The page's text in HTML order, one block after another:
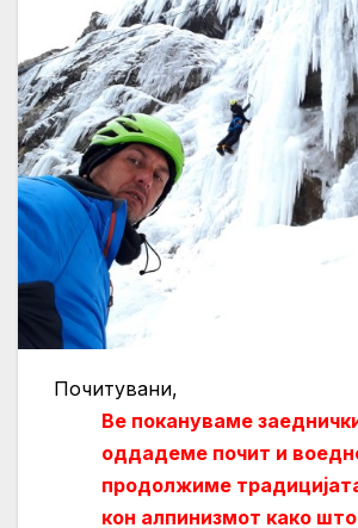
Почитувани,
Bе покануваме
оддадеме почит и
продолжиме
кон алпинизмот како